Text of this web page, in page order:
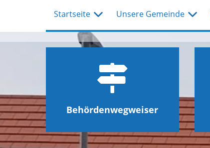
Startseite Unsere Gemeinde
Behördenwegweiser